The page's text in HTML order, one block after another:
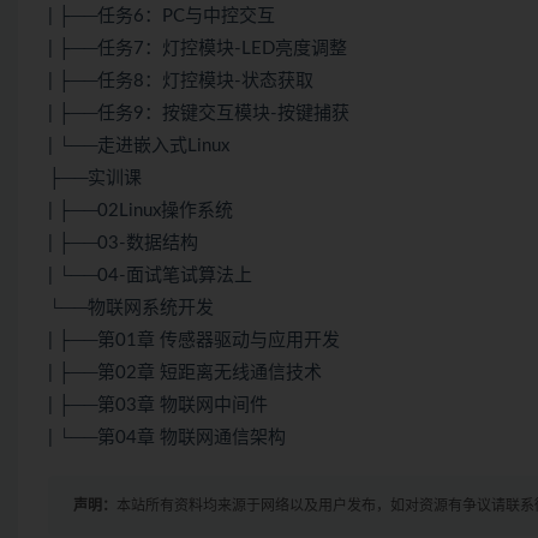
| ├──任务6：PC与中控交互
| ├──任务7：灯控模块-LED亮度调整
| ├──任务8：灯控模块-状态获取
| ├──任务9：按键交互模块-按键捕获
| └──走进嵌入式Linux
├──实训课
| ├──02Linux操作系统
| ├──03-数据结构
| └──04-面试笔试算法上
└──物联网系统开发
| ├──第01章 传感器驱动与应用开发
| ├──第02章 短距离无线通信技术
| ├──第03章 物联网中间件
| └──第04章 物联网通信架构
声明： 本站所有资料均来源于网络以及用户发布，如对资源有争议请联系